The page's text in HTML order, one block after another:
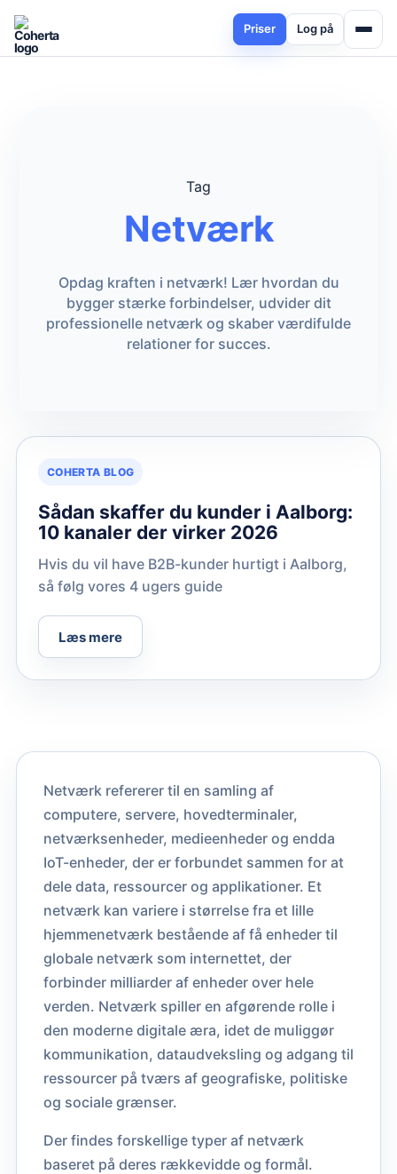
Priser Log på
Tag
Netværk
Opdag kraften i netværk! Lær hvordan du
bygger stærke forbindelser, udvider dit
professionelle netværk og skaber værdifulde
relationer for succes.
COHERTA BLOG
Sådan skaffer du kunder i Aalborg:
10 kanaler der virker 2026
Hvis du vil have B2B-kunder hurtigt i Aalborg,
så følg vores 4 ugers guide
Læs mere
Netværk refererer til en samling af
computere, servere, hovedterminaler,
netværksenheder, medieenheder og endda
IoT-enheder, der er forbundet sammen for at
dele data, ressourcer og applikationer. Et
netværk kan variere i størrelse fra et lille
hjemmenetværk bestående af få enheder til
globale netværk som internettet, der
forbinder milliarder af enheder over hele
verden. Netværk spiller en afgørende rolle i
den moderne digitale æra, idet de muliggør
kommunikation, dataudveksling og adgang til
ressourcer på tværs af geografiske, politiske
og sociale grænser.
Der findes forskellige typer af netværk
baseret på deres rækkevidde og formål.